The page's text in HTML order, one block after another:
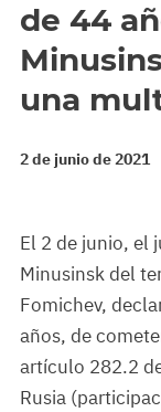
de 44
una
2 de junio de 2021
El 2 de junio, el
Minusinsk del
Fomichev,
años, de
artículo 282.2
Rusia